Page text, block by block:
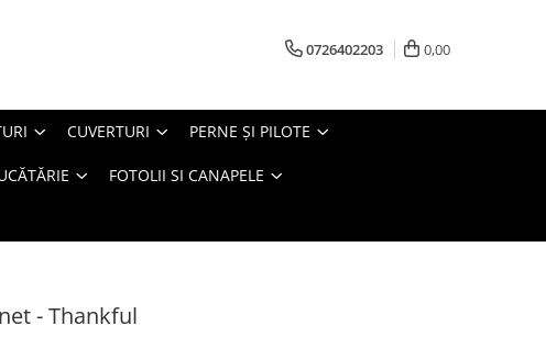
0726402203 0,00
CUVERTURI PERNE ŞI PILOTE
FOTOLII SI CANAPELE
- Thankful